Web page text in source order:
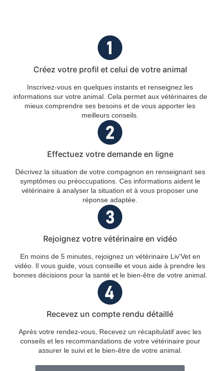
Créez votre profil et celui de votre animal
Inscrivez-vous en quelques instants et renseignez les
informations sur votre animal. Cela permet aux vétérinaires de
mieux comprendre ses besoins et de vous apporter les
meilleurs conseils.
Effectuez votre demande en ligne
Décrivez la situation de votre compagnon en renseignant ses
symptômes ou préoccupations. Ces informations aident le
vétérinaire à analyser la situation et à vous proposer une
réponse adaptée.
Rejoignez votre vétérinaire en vidéo
En moins de 5 minutes, rejoignez un vétérinaire Liv'Vet en
vidéo. Il vous guide, vous conseille et vous aide à prendre les
bonnes décisions pour la santé et le bien-être de votre animal.
Recevez un compte rendu détaillé
Après votre rendez-vous, Recevez un récapitulatif avec les
conseils et les recommandations de votre vétérinaire pour
assurer le suivi et le bien-être de votre animal.